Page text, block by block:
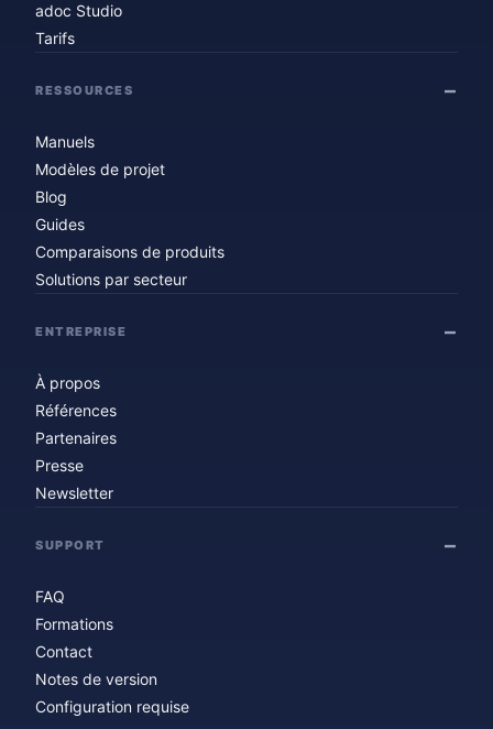
adoc Studio
Tarifs
RESSOURCES
Manuels
Modèles de projet
Blog
Guides
Comparaisons de produits
Solutions par secteur
ENTREPRISE
À propos
Références
Partenaires
Presse
Newsletter
SUPPORT
FAQ
Formations
Contact
Notes de version
Configuration requise